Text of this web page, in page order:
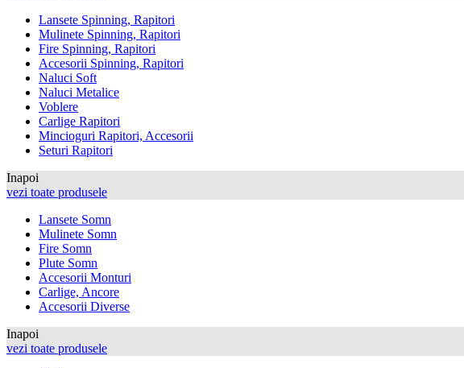
Lansete Spinning, Rapitori
Mulinete Spinning, Rapitori
Fire Spinning, Rapitori
Accesorii Spinning, Rapitori
Naluci Soft
Naluci Metalice
Voblere
Carlige Rapitori
Mincioguri Rapitori, Accesorii
Seturi Rapitori
Inapoi
vezi toate produsele
Lansete Somn
Mulinete Somn
Fire Somn
Plute Somn
Accesorii Monturi
Carlige, Ancore
Accesorii Diverse
Inapoi
vezi toate produsele